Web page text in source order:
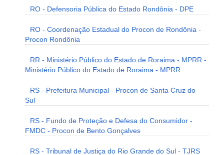
RO - Defensoria Pública do Estado Rondônia - DPE
RO - Coordenação Estadual do Procon de Rondônia -
Procon Rondônia
RR - Ministério Público do Estado de Roraima - MPRR -
Ministério Público do Estado de Roraima - MPRR
RS - Prefeitura Municipal - Procon de Santa Cruz do
Sul
RS - Fundo de Proteção e Defesa do Consumidor -
FMDC - Procon de Bento Gonçalves
RS - Tribunal de Justiça do Rio Grande do Sul - TJRS